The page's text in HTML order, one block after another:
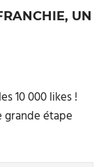
UN
10 000 likes !
grande étape